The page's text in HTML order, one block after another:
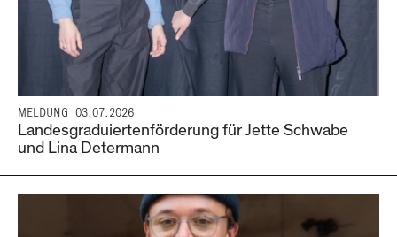
MELDUNG 03.07.2026
Landesgraduiertenförderung für Jette Schwabe
und Lina Determann